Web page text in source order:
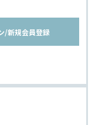
/新規会員登録